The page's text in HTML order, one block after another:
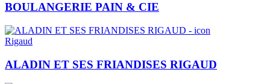
BOULANGERIE PAIN & CIE
Rigaud
ALADIN ET SES FRIANDISES RIGAUD